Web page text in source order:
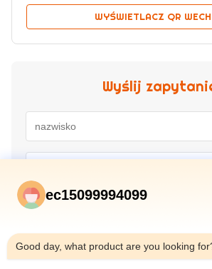
WYŚWIETLACZ QR
Wyślij
ec15099994099
Good day, what product are you looking